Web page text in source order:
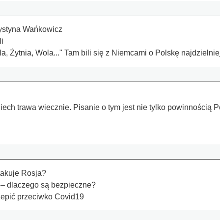
Wańkowicz
Żytnia, Wola..." Tam bili się z Niemcami o Polskę
trawa wiecznie. Pisanie o tym jest nie tylko powinnością
Rosja?
dlaczego są bezpieczne?
przeciwko Covid19